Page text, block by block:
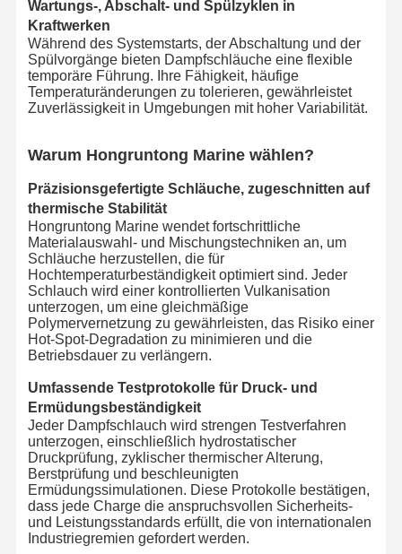
Wartungs-, Abschalt- und Spülzyklen in
Kraftwerken
Während des Systemstarts, der Abschaltung und der
Spülvorgänge bieten Dampfschläuche eine flexible
temporäre Führung. Ihre Fähigkeit, häufige
Temperaturänderungen zu tolerieren, gewährleistet
Zuverlässigkeit in Umgebungen mit hoher Variabilität.
Warum Hongruntong Marine wählen?
Präzisionsgefertigte Schläuche, zugeschnitten auf
thermische Stabilität
Hongruntong Marine wendet fortschrittliche
Materialauswahl- und Mischungstechniken an, um
Schläuche herzustellen, die für
Hochtemperaturbeständigkeit optimiert sind. Jeder
Schlauch wird einer kontrollierten Vulkanisation
unterzogen, um eine gleichmäßige
Polymervernetzung zu gewährleisten, das Risiko einer
Hot-Spot-Degradation zu minimieren und die
Betriebsdauer zu verlängern.
Umfassende Testprotokolle für Druck- und
Ermüdungsbeständigkeit
Jeder Dampfschlauch wird strengen Testverfahren
unterzogen, einschließlich hydrostatischer
Druckprüfung, zyklischer thermischer Alterung,
Berstprüfung und beschleunigten
Ermüdungssimulationen. Diese Protokolle bestätigen,
dass jede Charge die anspruchsvollen Sicherheits-
und Leistungsstandards erfüllt, die von internationalen
Industriegremien gefordert werden.